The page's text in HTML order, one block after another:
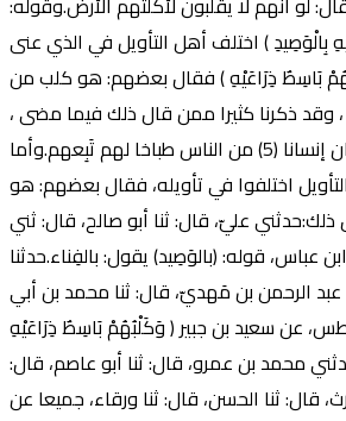
بِالْوَصِيدِ ) اختلف أهل التأويل في الذي عنى
بَاسِطٌ ذِرَاعَيْهِ ) فقال بعضهم: هو كلب من
ذكرنا كثيرا ممن قال ذلك فيما مضى ،
وقال بعضهم: كان إنسانا (5) من الناس طباخا لهم تَبِعهم.وأما
اختلفوا في تأويله، فقال بعضهم: هو
عليّ، قال: ثنا أبو صالح، قال: ثني
عباس، قوله: (بالوَصِيد) يقول: بالفِناء.حدثنا
عبد الرحمن بن مَهديّ، قال: ثنا محمد بن أبي
عن سعيد بن جبير ( وَكَلْبُهُمْ بَاسِطٌ ذِرَاعَيْهِ
محمد بن عمرو، قال: ثنا أبو عاصم، قال:
قال: ثنا الحسن، قال: ثنا ورقاء، جميعا عن